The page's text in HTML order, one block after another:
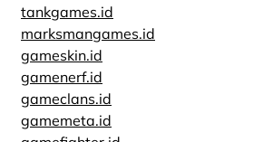
tankgames.id
marksmangames.id
gameskin.id
gamenerf.id
gameclans.id
gamemeta.id